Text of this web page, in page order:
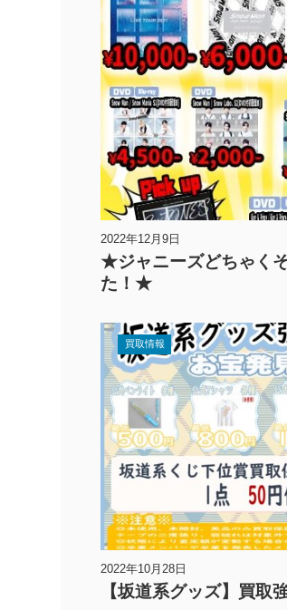
2022年12月9日
★ジャニーズどちゃく
た！★
買取情報
2022年10月28日
【坂道系グッズ】買取